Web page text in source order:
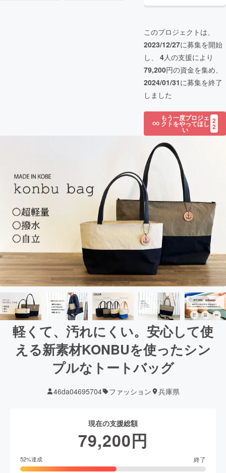
このプロジェクトは、
2023/12/27に募集を開始
し、 4人の支援により
79,200円の資金を集め、
2024/01/31に募集を終了
しました
もう一度プロジェ
クトをやってほし
い
2
2
軽くて、汚れにくい。安心して使
える新素材KONBUを使ったシン
プルなトートバッグ
46da04695704 ファッション 兵庫県
現在の支援総額
79,200円
52%達成 終了